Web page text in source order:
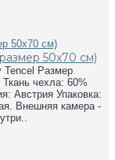
50х70 см)
Tencel Размер
чехла: 60%
Австрия Упаковка:
Внешняя камера -